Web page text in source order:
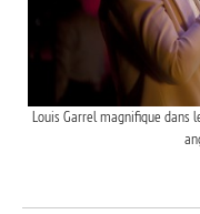
Louis Garrel magnifique dans